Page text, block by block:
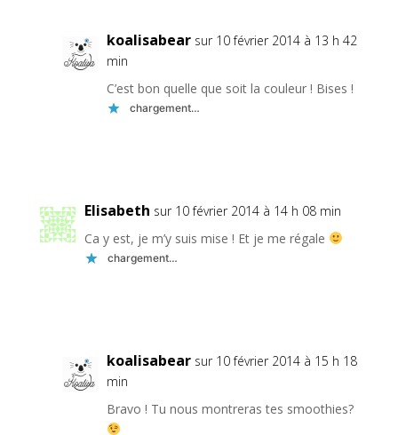
koalisabear sur 10 février 2014 à 13 h 42
min
C’est bon quelle que soit la couleur ! Bises !
chargement…
Elisabeth sur 10 février 2014 à 14 h 08 min
Ca y est, je m’y suis mise ! Et je me régale
chargement…
koalisabear sur 10 février 2014 à 15 h 18
min
Bravo ! Tu nous montreras tes smoothies?